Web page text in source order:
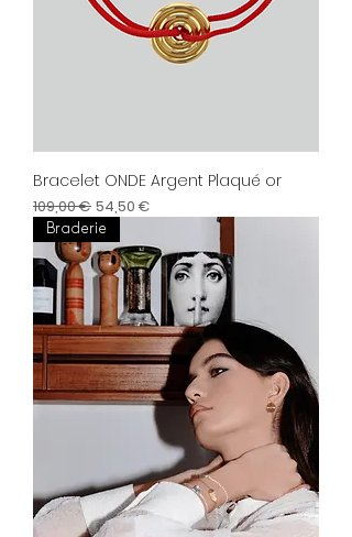
Bracelet ONDE Argent Plaqué or
Prix original
109,00 € Prix promotionnel
54,50 €
Braderie